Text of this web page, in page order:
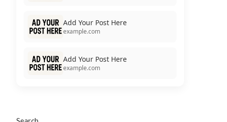
Add Your Post Here
example.com
Add Your Post Here
example.com